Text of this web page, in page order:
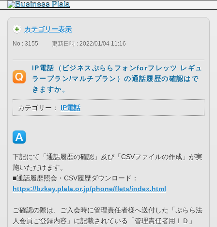
カテゴリー表示
No : 3155 更新日時 : 2022/01/04 11:16
IP電話（ビジネスぷららフォンforフレッツ レギュ
ラープラン/マルチプラン）の通話履歴の確認はで
きますか。
カテゴリー： IP電話
下記にて「通話履歴の確認」及び「CSVファイルの作成」が実
施いただけます。
■通話履歴照会・CSV履歴ダウンロード：
https://bzkey.plala.or.jp/phone/flets/index.html
ご確認の際は、ご入会時に管理責任者様へ送付した「ぷらら法
人会員ご登録内容」に記載されている「管理責任者用ＩＤ」